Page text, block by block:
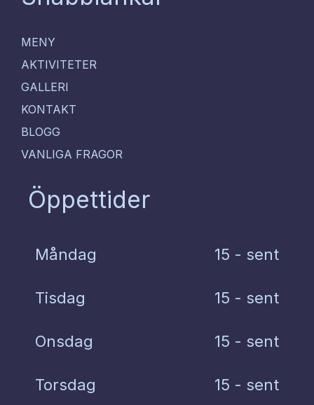
o g k
MENY
AKTIVITETER
GALLERI
KONTAKT
BLOGG
VANLIGA FRAGOR
Öppettider
Måndag 15 - sent
Tisdag 15 - sent
Onsdag 15 - sent
Torsdag 15 - sent